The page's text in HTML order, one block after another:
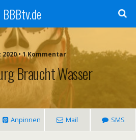
BBBtv.de
2020 • 1 Kommentar
Braucht Wasser
Anpinnen Mail SMS